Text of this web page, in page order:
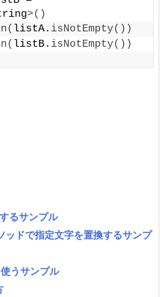
>()
( listA. isNotEmpty())
( listB. isNotEmpty())
るサンプル
ドで指定文字を置換するサンプ
うサンプル